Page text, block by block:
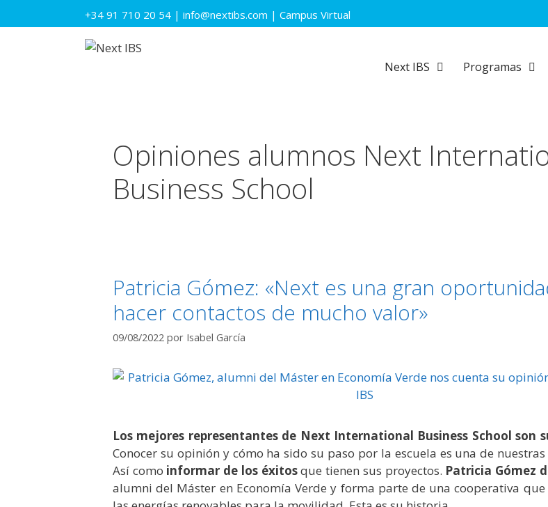
al
+34 91 710 20 54 | info@nextibs.com | Campus Virtual
Next IBS Programas
Opiniones alumnos Next
Business School
Patricia Gómez: «Next es una gran
hacer contactos de mucho valor»
09/08/2022 por Isabel García
Los mejores representantes de Next International Business School son
Conocer su opinión y cómo ha sido su paso por la escuela es una de
Así como informar de los éxitosque tienen sus proyectos. Patricia Gómez
alumni del Máster en Economía Verde y forma parte de una cooperativa